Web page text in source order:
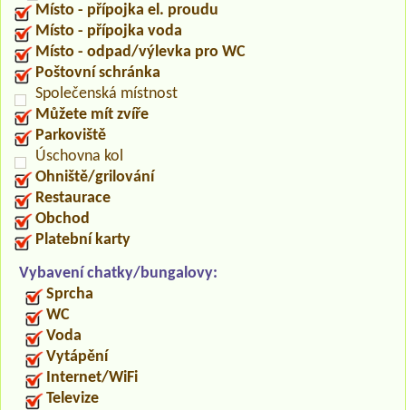
Místo - přípojka el. proudu
Místo - přípojka voda
Místo - odpad/výlevka pro WC
Poštovní schránka
Společenská místnost
Můžete mít zvíře
Parkoviště
Úschovna kol
Ohniště/grilování
Restaurace
Obchod
Platební karty
Vybavení chatky/bungalovy:
Sprcha
WC
Voda
Vytápění
Internet/WiFi
Televize